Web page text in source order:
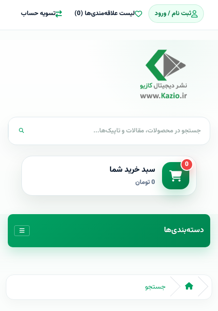
ثبت نام / ورود لیست علاقه‌مندی‌ها (0) تسویه حساب
0 سبد خرید شما
0 تومان
دسته‌بندی‌ها
جستجو